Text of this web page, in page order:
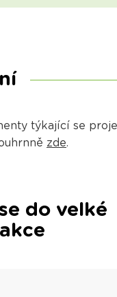
týkající se
zde.
do velké